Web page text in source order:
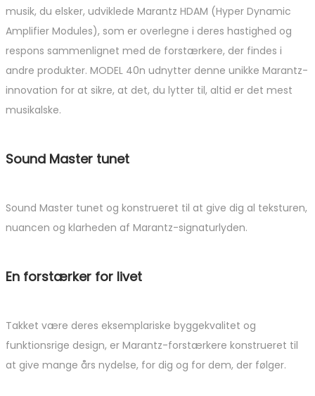
musik, du elsker, udviklede Marantz HDAM (Hyper Dynamic
Amplifier Modules), som er overlegne i deres hastighed og
respons sammenlignet med de forstærkere, der findes i
andre produkter. MODEL 40n udnytter denne unikke Marantz-
innovation for at sikre, at det, du lytter til, altid er det mest
musikalske.
Sound Master tunet
Sound Master tunet og konstrueret til at give dig al teksturen,
nuancen og klarheden af ​​Marantz-signaturlyden.
En forstærker for livet
Takket være deres eksemplariske byggekvalitet og
funktionsrige design, er Marantz-forstærkere konstrueret til
at give mange års nydelse, for dig og for dem, der følger.